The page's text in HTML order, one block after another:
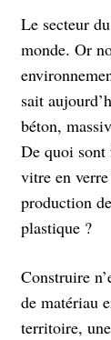
Le secteur
monde. Or
sait
béton,
De quoi sont
vitre en
production
plastique ?
Construire
de matériau
territoire,